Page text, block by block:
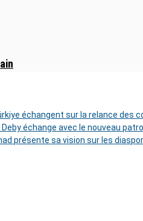
échangent sur la relance des
échange avec le nouveau
présente sa vision sur les